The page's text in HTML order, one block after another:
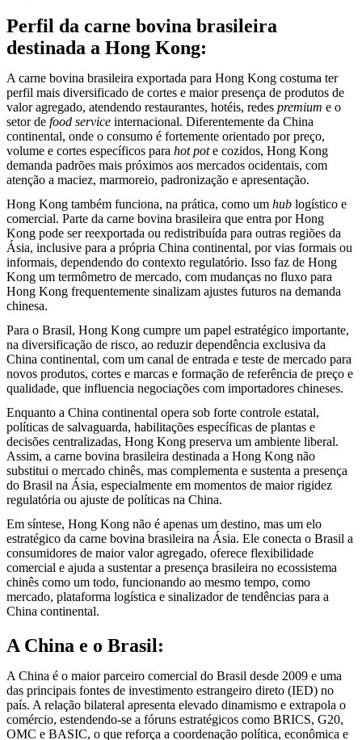
Perfil da carne bovina brasileira
destinada a Hong Kong:
A carne bovina brasileira exportada para Hong Kong costuma ter
perfil mais diversificado de cortes e maior presença de produtos de
valor agregado, atendendo restaurantes, hotéis, redes premium e o
setor de food service internacional. Diferentemente da China
continental, onde o consumo é fortemente orientado por preço,
volume e cortes específicos para hot pote cozidos, Hong Kong
demanda padrões mais próximos aos mercados ocidentais, com
atenção a maciez, marmoreio, padronização e apresentação.
Hong Kong também funciona, na prática, como um hub logístico e
comercial. Parte da carne bovina brasileira que entra por Hong
Kong pode ser reexportada ou redistribuída para outras regiões da
Ásia, inclusive para a própria China continental, por vias formais ou
informais, dependendo do contexto regulatório. Isso faz de Hong
Kong um termômetro de mercado, com mudanças no fluxo para
Hong Kong frequentemente sinalizam ajustes futuros na demanda
chinesa.
Para o Brasil, Hong Kong cumpre um papel estratégico importante,
na diversificação de risco, ao reduzir dependência exclusiva da
China continental, com um canal de entrada e teste de mercado para
novos produtos, cortes e marcas e formação de referência de preço e
qualidade, que influencia negociações com importadores chineses.
Enquanto a China continental opera sob forte controle estatal,
políticas de salvaguarda, habilitações específicas de plantas e
decisões centralizadas, Hong Kong preserva um ambiente liberal.
Assim, a carne bovina brasileira destinada a Hong Kong não
substitui o mercado chinês, mas complementa e sustenta a presença
do Brasil na Ásia, especialmente em momentos de maior rigidez
regulatória ou ajuste de políticas na China.
Em síntese, Hong Kong não é apenas um destino, mas um elo
estratégico da carne bovina brasileira na Ásia. Ele conecta o Brasil a
consumidores de maior valor agregado, oferece flexibilidade
comercial e ajuda a sustentar a presença brasileira no ecossistema
chinês como um todo, funcionando ao mesmo tempo, como
mercado, plataforma logística e sinalizador de tendências para a
China continental.
A China e o Brasil:
A China é o maior parceiro comercial do Brasil desde 2009 e uma
das principais fontes de investimento estrangeiro direto (IED) no
país. A relação bilateral apresenta elevado dinamismo e extrapola o
comércio, estendendo-se a fóruns estratégicos como BRICS, G20,
OMC e BASIC, o que reforça a coordenação política, econômica e